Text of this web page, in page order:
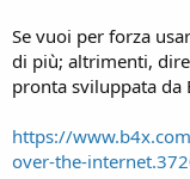
Se vuoi per forza
di più; altrimenti,
pronta sviluppata da
https://
over-the-